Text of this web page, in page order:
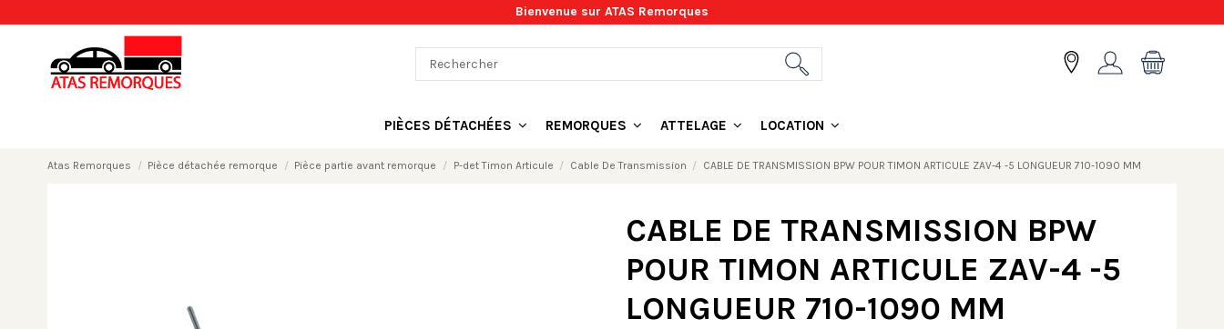
Bienvenue sur ATAS Remorques
PIÈCES DÉTACHÉES REMORQUES ATTELAGE LOCATION
Atas Remorques Pièce détachée remorque Pièce partie avant remorque P-det Timon Articule Cable De Transmission CABLE DE TRANSMISSION BPW POUR TIMON ARTICULE ZAV-4 -5 LONGUEUR 710-1090 MM
CABLE DE TRANSMISSION BPW
POUR TIMON ARTICULE ZAV-4 -5
LONGUEUR 710-1090 MM